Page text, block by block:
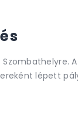
lépett